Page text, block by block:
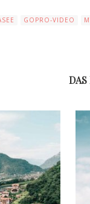
GOPRO-VIDEO